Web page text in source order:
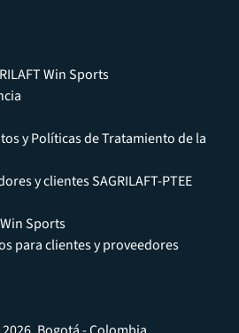
Win Sports
y Políticas de Tratamiento de la
y clientes SAGRILAFT-PTEE
Sports
para clientes y proveedores